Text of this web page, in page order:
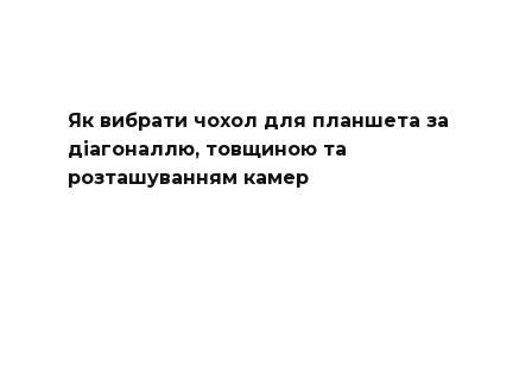
Як вибрати чохол для планшета за
діагоналлю, товщиною та
розташуванням камер